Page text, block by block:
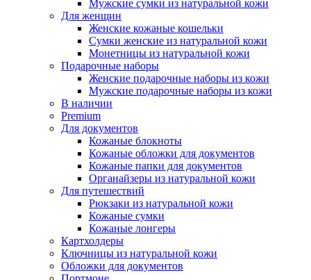
Мужские сумки из натуральной кожи
Для женщин
Женские кожаные кошельки
Сумки женские из натуральной кожи
Монетницы из натуральной кожи
Подарочные наборы
Женские подарочные наборы из кожи
Мужские подарочные наборы из кожи
В наличии
Premium
Для документов
Кожаные блокноты
Кожаные обложки для документов
Кожаные папки для документов
Органайзеры из натуральной кожи
Для путешествий
Рюкзаки из натуральной кожи
Кожаные сумки
Кожаные лонгеры
Картхолдеры
Ключницы из натуральной кожи
Обложки для документов